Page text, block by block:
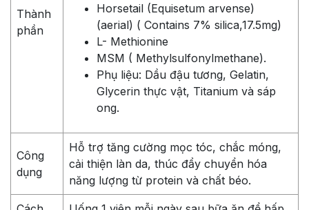
Thành
phần
Horsetail (Equisetum arvense)
(aerial) ( Contains 7% silica,17.5mg)
L- Methionine
MSM ( Methylsulfonylmethane).
Phụ liệu: Dầu đậu tương, Gelatin,
Glycerin thực vật, Titanium và sáp
ong.
Công
dụng
Hỗ trợ tăng cường mọc tóc, chắc móng,
cải thiện làn da, thúc đẩy chuyển hóa
năng lượng từ protein và chất béo.